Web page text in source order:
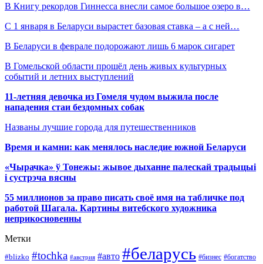
В Книгу рекордов Гиннесса внесли самое большое озеро в…
С 1 января в Беларуси вырастет базовая ставка – а с ней…
В Беларуси в феврале подорожают лишь 6 марок сигарет
В Гомельской области прошёл день живых культурных
событий и летних выступлений
11-летняя девочка из Гомеля чудом выжила после
нападения стаи бездомных собак
Названы лучшие города для путешественников
Время и камни: как менялось наследие южной Беларуси
«Чырачка» ў Тонежы: жывое дыханне палескай традыцыі
і сустрэча вясны
55 миллионов за право писать своё имя на табличке под
работой Шагала. Картины витебского художника
неприкосновенны
Метки
#blizko #tochka #австрия #авто #беларусь #бизнес #богатство